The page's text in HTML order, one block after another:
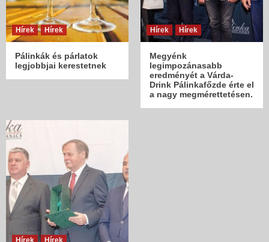
Hírek Hírek
Pálinkák és párlatok
legjobbjai kerestetnek
Hírek Hírek
Megyénk
legimpozánasabb
eredményét a Várda-
Drink Pálinkafőzde érte el
a nagy megmérettetésen.
Hírek Hírek